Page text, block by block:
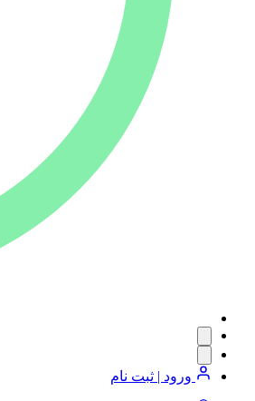
ورود | ثبت نام